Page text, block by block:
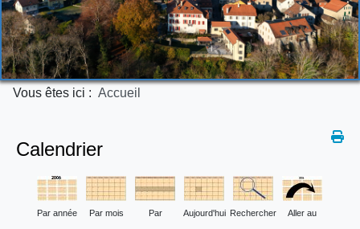
Vous êtes ici : Accueil
Calendrier
Par année Par mois Par Aujourd'hui Rechercher Aller au